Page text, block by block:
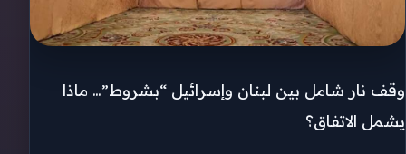
وقف نار شامل بين لبنان وإسرائيل “بشروط”… ماذا
يشمل الاتفاق؟